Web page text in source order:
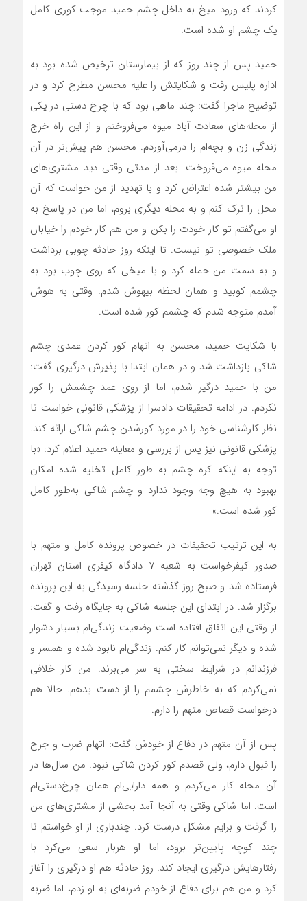
کردند که ورود میخ به داخل چشم حمید موجب کوری کامل
یک چشم او شده است.
حمید پس از چند روز که از بیمارستان ترخیص شده بود به
اداره پلیس رفت و شکایتش را علیه محسن مطرح کرد و در
توضیح ماجرا گفت: چند ماهی بود که با چرخ دستی در یکی
از محله‌های سعادت آباد میوه می‌فروختم و از این راه خرج
زندگی زن و بچه‌ام را درمی‌آوردم. محسن هم پیش‌تر در آن
محله میوه می‌فروخت. بعد از مدتی وقتی دید مشتری‌های
من بیشتر شده اعتراض کرد و با تهدید از من خواست که آن
محل را ترک کنم و به محله دیگری بروم، اما من در پاسخ به
او می‌گفتم تو کار خودت را بکن و من هم کار خودم را خیابان
ملک خصوصی تو نیست. تا اینکه روز حادثه چوبی برداشت
و به سمت من حمله کرد و با میخی که روی چوب بود به
چشمم کوبید و همان لحظه بیهوش شدم. وقتی به هوش
آمدم متوجه شدم که چشمم کور شده است.
با شکایت حمید، محسن به اتهام کور کردن عمدی چشم
شاکی بازداشت شد و در همان ابتدا با پذیرش درگیری گفت:
من با حمید درگیر شدم، اما از روی عمد چشمش را کور
نکردم. در ادامه تحقیقات دادسرا از پزشکی قانونی خواست تا
نظر کارشناسی خود را در مورد کورشدن چشم شاکی ارائه کند.
پزشکی قانونی نیز پس از بررسی و معاینه حمید اعلام کرد: «با
توجه به اینکه کره چشم به طور کامل تخلیه شده امکان
بهبود به هیچ وجه وجود ندارد و چشم شاکی به‌طور کامل
کور شده است.»
به این ترتیب تحقیقات در خصوص پرونده کامل و متهم با
صدور کیفرخواست به شعبه ۷ دادگاه کیفری استان تهران
فرستاده شد و صبح روز گذشته جلسه رسیدگی به این پرونده
برگزار شد. در ابتدای این جلسه شاکی به جایگاه رفت و گفت:
از وقتی این اتفاق افتاده است وضعیت زندگی‌ام بسیار دشوار
شده و دیگر نمی‌توانم کار کنم. زندگی‌ام نابود شده و همسر و
فرزندانم در شرایط سختی به سر می‌برند. من کار خلافی
نمی‌کردم که به خاطرش چشمم را از دست بدهم. حالا هم
درخواست قصاص متهم را دارم.
پس از آن متهم در دفاع از خودش گفت: اتهام ضرب و جرح
را قبول دارم، ولی قصدم کور کردن شاکی نبود. من سال‌ها در
آن محله کار می‌کردم و همه دارایی‌ام همان چرخ‌دستی‌ام
است. اما شاکی وقتی به آنجا آمد بخشی از مشتری‌های من
را گرفت و برایم مشکل درست کرد. چندباری از او خواستم تا
چند کوچه پایین‌تر برود، اما او هربار سعی می‌کرد با
رفتارهایش درگیری ایجاد کند. روز حادثه هم او درگیری را آغاز
کرد و من هم برای دفاع از خودم ضربه‌ای به او زدم، اما ضربه